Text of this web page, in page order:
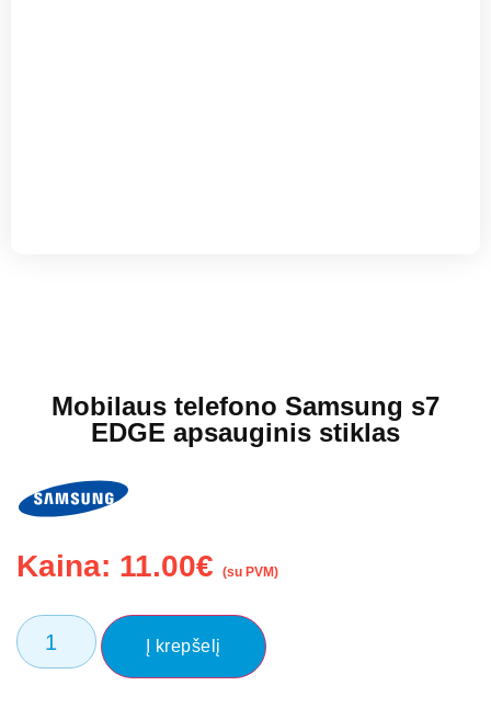
Mobilaus telefono Samsung s7
EDGE apsauginis stiklas
Kaina: 11.00€ (su PVM)
Į krepšelį